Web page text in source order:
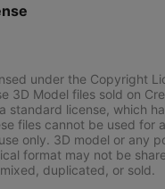
under the Copyright
3D Model files sold on
standard license, which
files cannot be used for
only. 3D model or any
format may not be
duplicated, or sold.